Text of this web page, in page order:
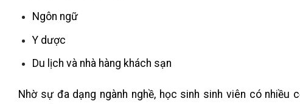
Ngôn ngữ
Y dược
Du lịch và nhà hàng khách sạn
Nhờ sự đa dạng ngành nghề, học sinh sinh viên có